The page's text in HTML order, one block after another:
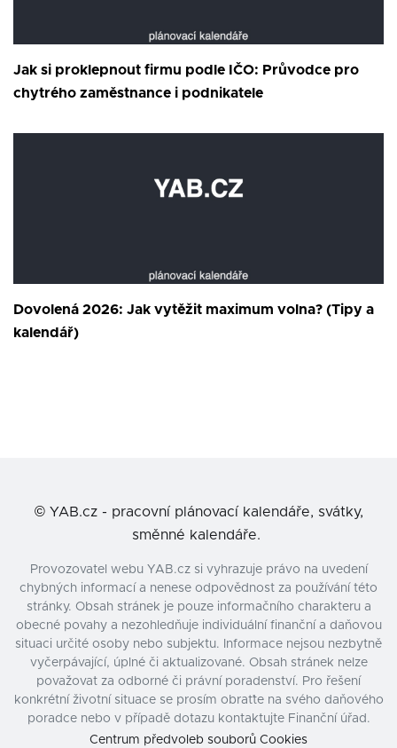
Jak si proklepnout firmu podle IČO: Průvodce pro
chytrého zaměstnance i podnikatele
Dovolená 2026: Jak vytěžit maximum volna? (Tipy a
kalendář)
© YAB.cz - pracovní plánovací kalendáře, svátky,
směnné kalendáře.
Provozovatel webu YAB.cz si vyhrazuje právo na uvedení
chybných informací a nenese odpovědnost za používání této
stránky. Obsah stránek je pouze informačního charakteru a
obecné povahy a nezohledňuje individuální finanční a daňovou
situaci určité osoby nebo subjektu. Informace nejsou nezbytně
vyčerpávající, úplné či aktualizované. Obsah stránek nelze
považovat za odborné či právní poradenství. Pro řešení
konkrétní životní situace se prosím obraťte na svého daňového
poradce nebo v případě dotazu kontaktujte Finanční úřad.
Centrum předvoleb souborů Cookies